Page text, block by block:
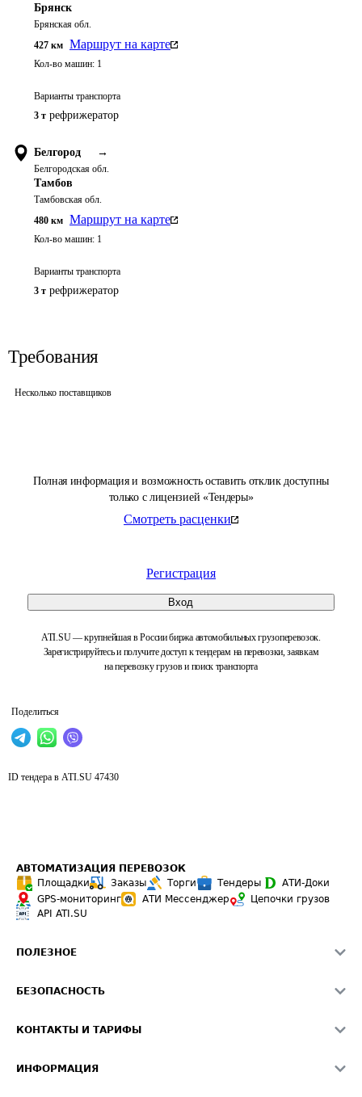
Полная информация и возможность оставить отклик доступны
только с лицензией «Тендеры»
Смотреть расценки
Регистрация
Вход
ATI.SU — крупнейшая в России биржа автомобильных грузоперевозок.
Зарегистрируйтесь и получите доступ к тендерам на перевозки, заявкам
на перевозку грузов и поиск транспорта
Поделиться
Брянск
Брянская обл.
427 км Маршрут на карте
Кол-во машин: 1
Варианты транспорта
3 т рефрижератор
Белгород →
Белгородская обл.
Тамбов
Тамбовская обл.
480 км Маршрут на карте
Кол-во машин: 1
Варианты транспорта
3 т рефрижератор
Требования
Несколько поставщиков
ID тендера в ATI.SU 47430
АВТОМАТИЗАЦИЯ ПЕРЕВОЗОК
Площадки
Заказы Торги Тендеры
АТИ-Доки
GPS-мониторинг
АТИ Мессенджер
Цепочки грузов
API ATI.SU
ПОЛЕЗНОЕ
Звезды ATI.SU на вашем сайте
Средние ставки
БЕЗОПАСНОСТЬ
Светофор+
КОНТАКТЫ И ТАРИФЫ
ИНФОРМАЦИЯ